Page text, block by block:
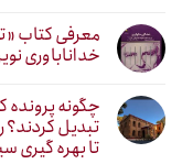
معرفی کتاب
خداناباوری
چگونه
تبدیل کردند؟
تا بهره گیری